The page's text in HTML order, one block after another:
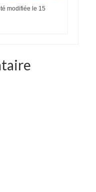
modifiée le 15